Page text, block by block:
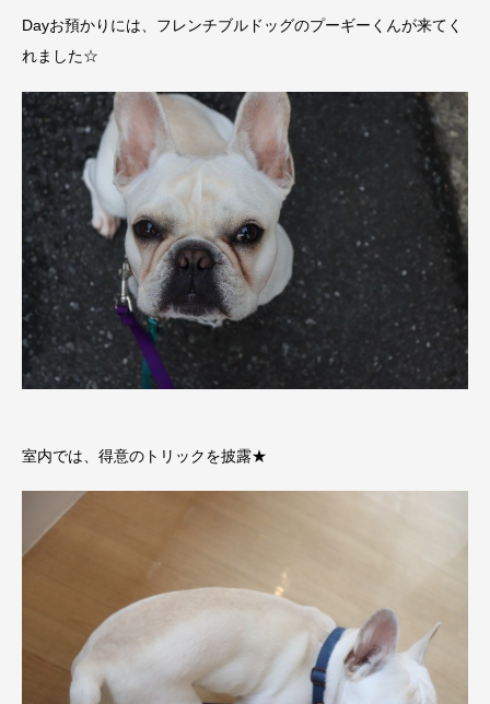
Dayお預かりには、フレンチブルドッグのプーギーくんが来てく
れました☆
室内では、得意のトリックを披露★